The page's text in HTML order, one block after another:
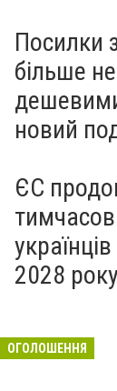
Посилки
більше
новий
ЄС
2028 року
ОГОЛОШЕННЯ